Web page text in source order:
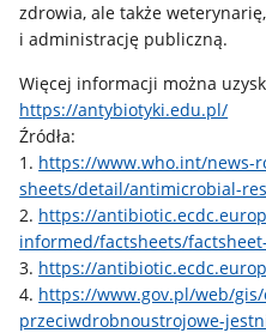
zdrowia, ale także
i administrację publiczną.
Więcej informacji można
https://antybiotyki.edu.pl/
Źródła:
1. https://www.who.int/news-
sheets/detail/antimicrobial-
2. https://
informed/factsheets/
3. https://
4. https://www.gov.pl/web/
przeciwdrobnoustrojowe-